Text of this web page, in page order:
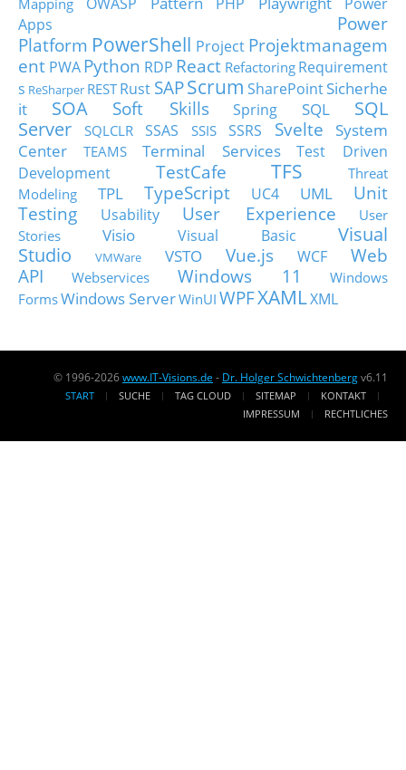
Mapping
Apps
Power
Platform PowerShell Project Projektmanagem
ent PWA Python RDP React Refactoring Requirement
s ReSharper RESTRust SAPScrum SharePointSicherhe
it
SOA Soft Skills Spring SQL
SQL
Server
SQLCLR SSAS SSIS SSRS Svelte
System
Center
TEAMS Terminal Services
Test Driven
Development
TestCafe TFS
Threat
Modeling
TPL TypeScript UC4 UML
Unit
Testing
Usability User Experience
User
Stories
Visio Visual Basic
Visual
Studio
VMWare VSTO Vue.js WCF
Web
API
Webservices Windows 11
Windows
FormsWindows ServerWinUI WPFXAMLXML
© 1996-2026www.IT-Visions.de - Dr. Holger Schwichtenbergv6.11
START SUCHE TAG CLOUD SITEMAP
KONTAKT
IMPRESSUM
RECHTLICHES